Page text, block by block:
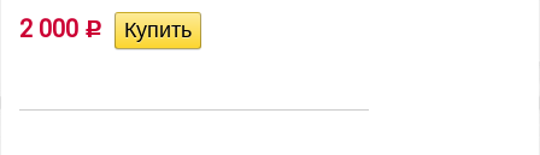
2 000 Р